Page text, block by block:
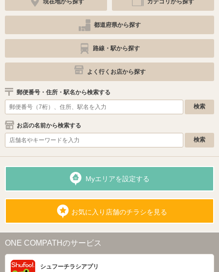
都道府県から探す
路線・駅から探す
よく行くお店から探す
郵便番号・住所・駅名から検索する
お店の名前から検索する
Myエリアを設定する
お気に入り店舗のチラシを見る
ONE COMPATHのサービス
シュフーチラシアプリ